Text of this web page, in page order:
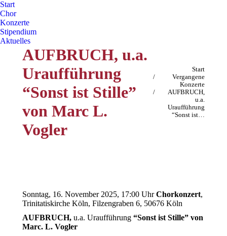
Start
Chor
Konzerte
Stipendium
Aktuelles
AUFBRUCH, u.a.
Uraufführung
“Sonst ist Stille”
von Marc L.
Vogler
Sie befinden sich hier:
Start
Vergangene
Konzerte
AUFBRUCH,
u.a.
Uraufführung
“Sonst ist…
Sonntag, 16. November 2025, 17:00 UhrChorkonzert,
Trinitatiskirche Köln, Filzengraben 6, 50676 Köln
AUFBRUCH, u.a. Uraufführung “Sonst ist Stille” von
Marc. L. Vogler